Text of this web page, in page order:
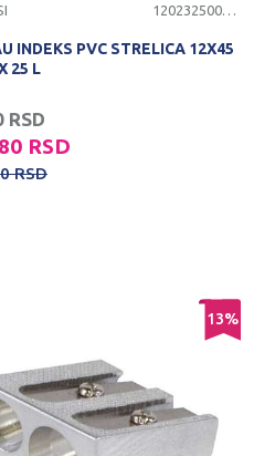
1202325000620
INDEKS PVC STRELICA 12X45
25 L
RSD
RSD
RSD
13%